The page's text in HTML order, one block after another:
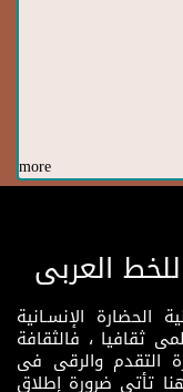
more
العربى
الإنسـانية
ثقافيا ، فالثقافة
التقدم والرقى فى
تأتى ضرورة إطلاق